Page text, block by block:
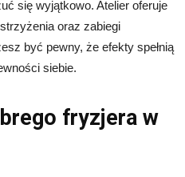
się wyjątkowo. Atelier oferuje
oraz zabiegi
być pewny, że efekty spełnią
siebie.
fryzjera w